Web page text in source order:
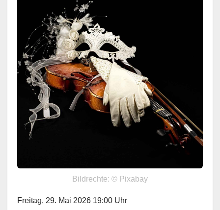
Bildrechte: © Pixabay
Freitag, 29. Mai 2026 19:00 Uhr